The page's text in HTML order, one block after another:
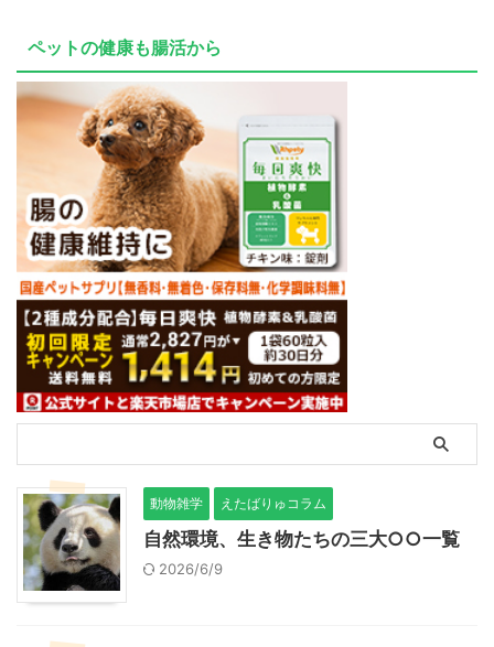
ペットの健康も腸活から
動物雑学 えたばりゅコラム
自然環境、生き物たちの三大○○一覧
2026/6/9